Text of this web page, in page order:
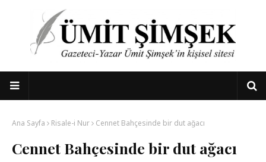
Ana Sayfa Risale-i Nur Cennet Bahçesinde bir dut ağacı
Cennet Bahçesinde bir dut ağacı